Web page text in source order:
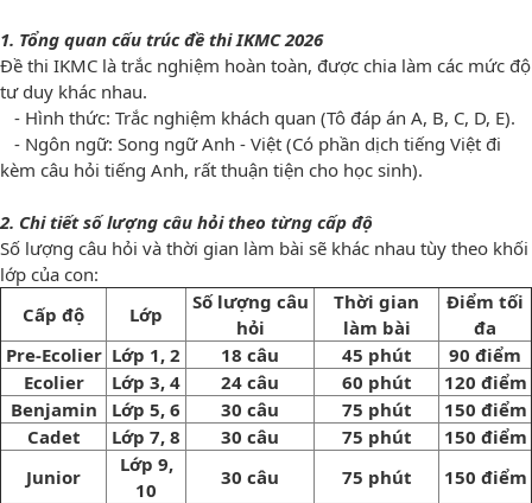
1. Tổng quan cấu trúc đề thi IKMC 2026
Đề thi IKMC là trắc nghiệm hoàn toàn, được chia làm các mức độ
tư duy khác nhau.
- Hình thức: Trắc nghiệm khách quan (Tô đáp án A, B, C, D, E).
- Ngôn ngữ: Song ngữ Anh - Việt (Có phần dịch tiếng Việt đi
kèm câu hỏi tiếng Anh, rất thuận tiện cho học sinh).
2. Chi tiết số lượng câu hỏi theo từng cấp độ
Số lượng câu hỏi và thời gian làm bài sẽ khác nhau tùy theo khối
lớp của con:
Cấp độ
Lớp
Số lượng câu
hỏi
Thời gian
làm bài
Điểm tối
đa
Pre-Ecolier Lớp 1, 2 18 câu 45 phút
90 điểm
Ecolier
Lớp 3, 4 24 câu 60 phút
120 điểm
Benjamin
Lớp 5, 6 30 câu 75 phút
150 điểm
Cadet
Lớp 7, 8 30 câu 75 phút
150 điểm
Junior
Lớp 9,
10
30 câu 75 phút 150 điểm